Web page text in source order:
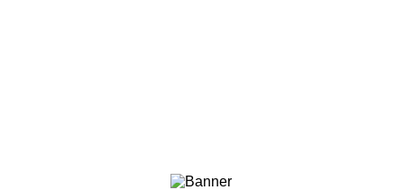
Смартфоны